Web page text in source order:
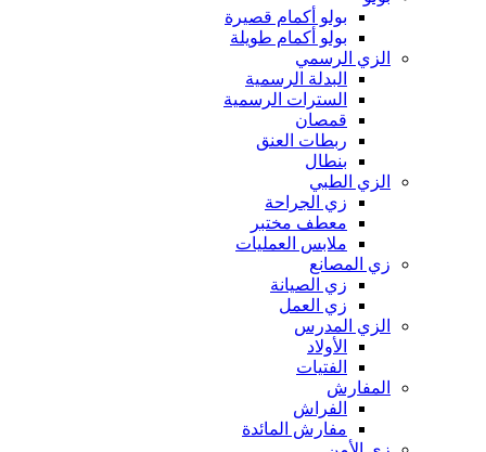
بولو أكمام قصيرة
بولو أكمام طويلة
الزي الرسمي
البدلة الرسمية
السترات الرسمية
قمصان
ربطات العنق
بنطال
الزي الطبي
زي الجراحة
معطف مختبر
ملابس العمليات
زي المصانع
زي الصيانة
زي العمل
الزي المدرس
الأولاد
الفتيات
المفارش
الفراش
مفارش المائدة